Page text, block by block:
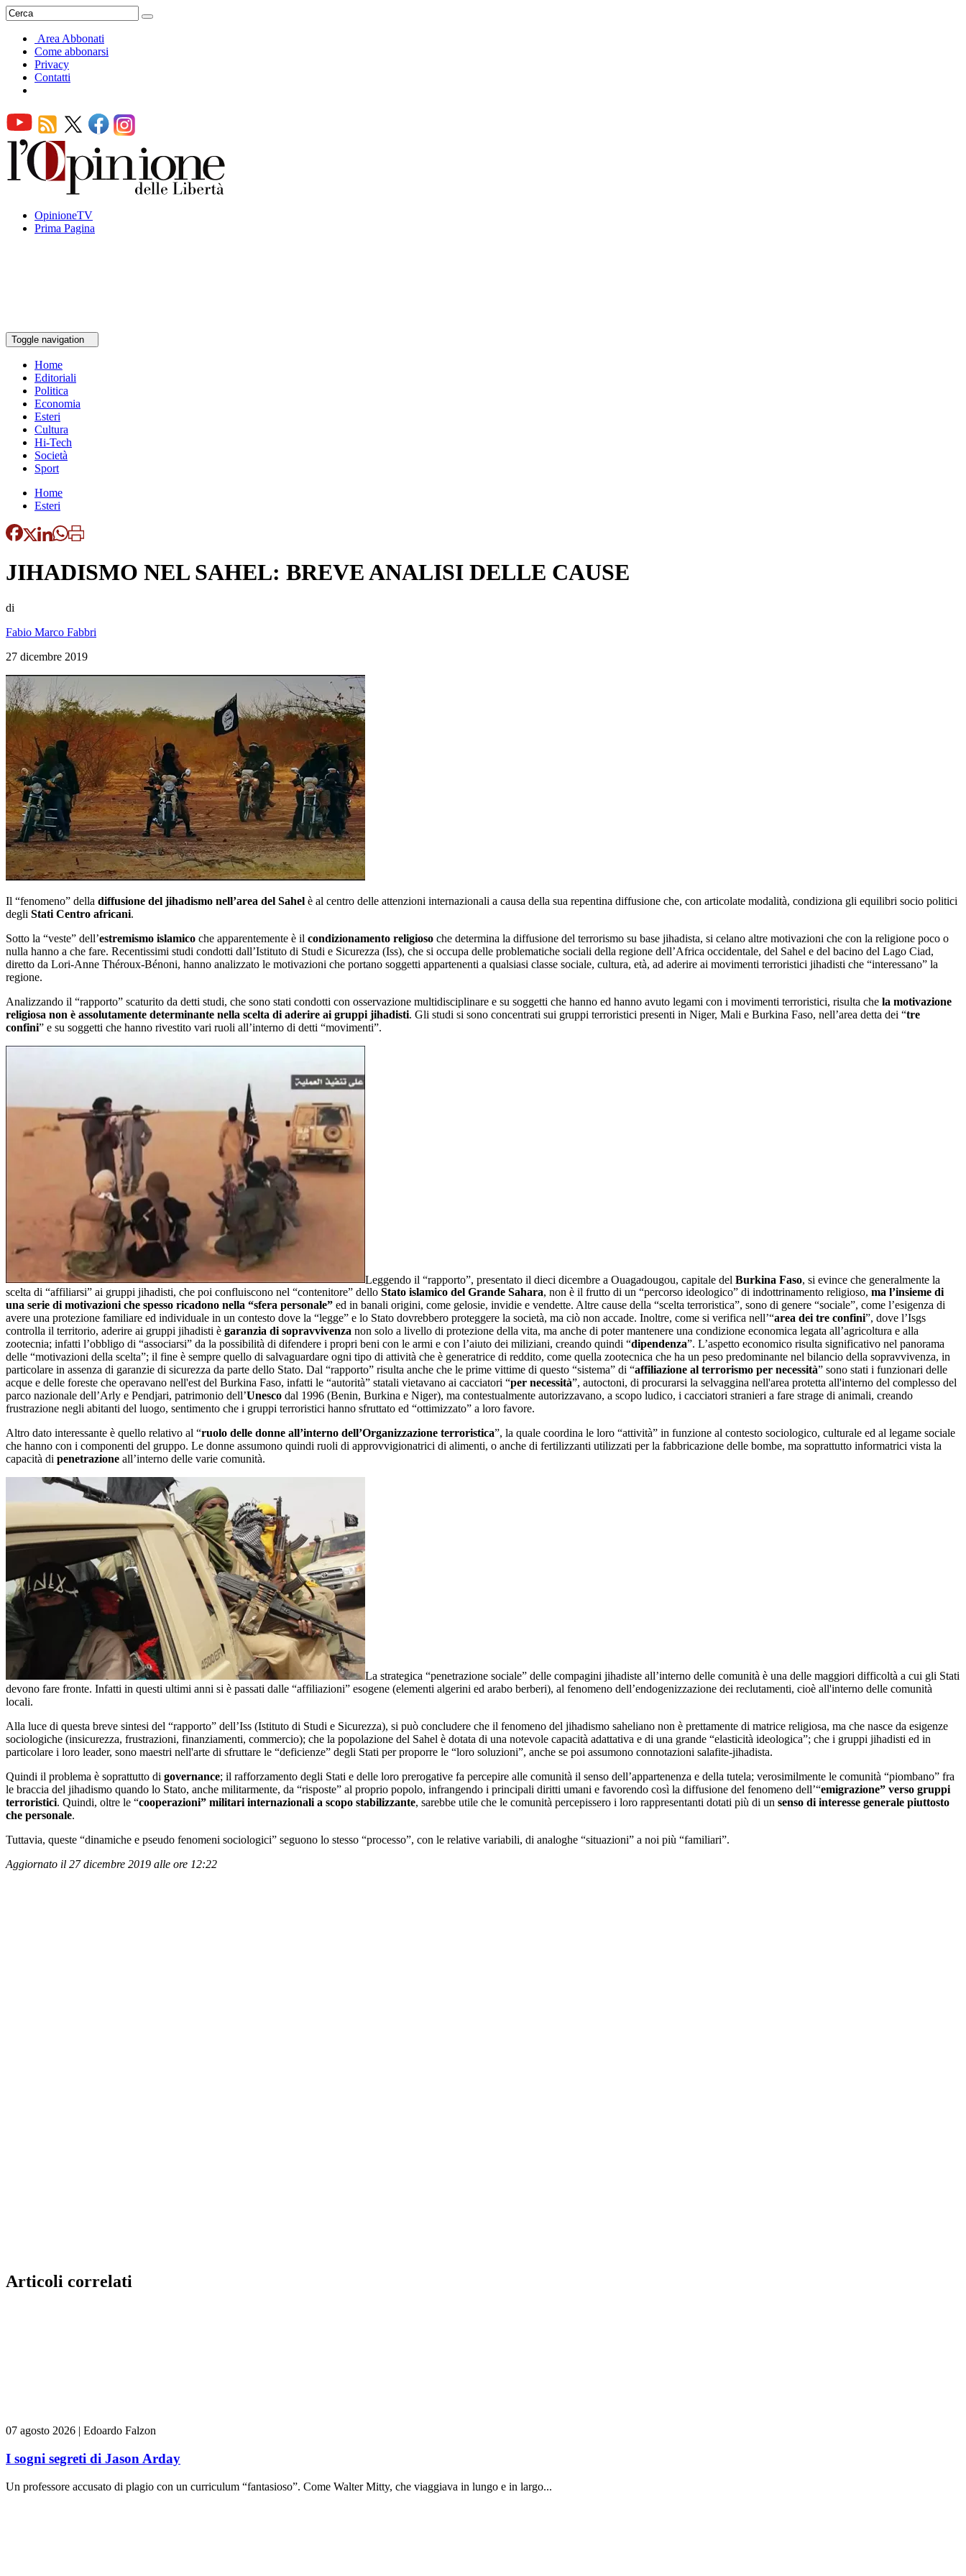
Area Abbonati
Come abbonarsi
Privacy
Contatti
OpinioneTV
Prima Pagina
Toggle navigation
Home
Editoriali
Politica
Economia
Esteri
Cultura
Hi-Tech
Società
Sport
Home
Esteri
JIHADISMO NEL SAHEL: BREVE ANALISI DELLE CAUSE
di
Fabio Marco Fabbri
27 dicembre 2019
Il “fenomeno” della diffusione del jihadismo nell’area del Sahel è al centro delle attenzioni internazionali a causa della sua repentina diffusione che, con articolate modalità, condiziona gli equilibri socio politici
degli Stati Centro africani.
Sotto la “veste” dell’estremismo islamico che apparentemente è il condizionamento religioso che determina la diffusione del terrorismo su base jihadista, si celano altre motivazioni che con la religione poco o
nulla hanno a che fare. Recentissimi studi condotti dall’Istituto di Studi e Sicurezza (Iss), che si occupa delle problematiche sociali della regione dell’Africa occidentale, del Sahel e del bacino del Lago Ciad,
diretto da Lori-Anne Théroux-Bénoni, hanno analizzato le motivazioni che portano soggetti appartenenti a qualsiasi classe sociale, cultura, età, ad aderire ai movimenti terroristici jihadisti che “interessano” la
regione.
Analizzando il “rapporto” scaturito da detti studi, che sono stati condotti con osservazione multidisciplinare e su soggetti che hanno ed hanno avuto legami con i movimenti terroristici, risulta che la motivazione
religiosa non è assolutamente determinante nella scelta di aderire ai gruppi jihadisti. Gli studi si sono concentrati sui gruppi terroristici presenti in Niger, Mali e Burkina Faso, nell’area detta dei “tre
confini” e su soggetti che hanno rivestito vari ruoli all’interno di detti “movimenti”.
Leggendo il “rapporto”, presentato il dieci dicembre a Ouagadougou, capitale del Burkina Faso , si evince che generalmente la
scelta di “affiliarsi” ai gruppi jihadisti, che poi confluiscono nel “contenitore” dello Stato islamico del Grande Sahara, non è il frutto di un “percorso ideologico” di indottrinamento religioso, ma l’insieme di
una serie di motivazioni che spesso ricadono nella “sfera personale” ed in banali origini, come gelosie, invidie e vendette. Altre cause della “scelta terroristica”, sono di genere “sociale”, come l’esigenza di
avere una protezione familiare ed individuale in un contesto dove la “legge” e lo Stato dovrebbero proteggere la società, ma ciò non accade. Inoltre, come si verifica nell’“area dei tre confini”, dove l’Isgs
controlla il territorio, aderire ai gruppi jihadisti è garanzia di sopravvivenza non solo a livello di protezione della vita, ma anche di poter mantenere una condizione economica legata all’agricoltura e alla
zootecnia; infatti l’obbligo di “associarsi” da la possibilità di difendere i propri beni con le armi e con l’aiuto dei miliziani, creando quindi “dipendenza”. L’aspetto economico risulta significativo nel panorama
delle “motivazioni della scelta”; il fine è sempre quello di salvaguardare ogni tipo di attività che è generatrice di reddito, come quella zootecnica che ha un peso predominante nel bilancio della sopravvivenza, in
particolare in assenza di garanzie di sicurezza da parte dello Stato. Dal “rapporto” risulta anche che le prime vittime di questo “sistema” di “affiliazione al terrorismo per necessità” sono stati i funzionari delle
acque e delle foreste che operavano nell'est del Burkina Faso, infatti le “autorità” statali vietavano ai cacciatori “per necessità”, autoctoni, di procurarsi la selvaggina nell'area protetta all'interno del complesso del
parco nazionale dell’Arly e Pendjari, patrimonio dell’Unesco dal 1996 (Benin, Burkina e Niger), ma contestualmente autorizzavano, a scopo ludico, i cacciatori stranieri a fare strage di animali, creando
frustrazione negli abitanti del luogo, sentimento che i gruppi terroristici hanno sfruttato ed “ottimizzato” a loro favore.
Altro dato interessante è quello relativo al “ruolo delle donne all’interno dell’Organizzazione terroristica”, la quale coordina le loro “attività” in funzione al contesto sociologico, culturale ed al legame sociale
che hanno con i componenti del gruppo. Le donne assumono quindi ruoli di approvvigionatrici di alimenti, o anche di fertilizzanti utilizzati per la fabbricazione delle bombe, ma soprattutto informatrici vista la
capacità di penetrazione all’interno delle varie comunità.
La strategica “penetrazione sociale” delle compagini jihadiste all’interno delle comunità è una delle maggiori difficoltà a cui gli Stati
devono fare fronte. Infatti in questi ultimi anni si è passati dalle “affiliazioni” esogene (elementi algerini ed arabo berberi), al fenomeno dell’endogenizzazione dei reclutamenti, cioè all'interno delle comunità
locali.
Alla luce di questa breve sintesi del “rapporto” dell’Iss (Istituto di Studi e Sicurezza), si può concludere che il fenomeno del jihadismo saheliano non è prettamente di matrice religiosa, ma che nasce da esigenze
sociologiche (insicurezza, frustrazioni, finanziamenti, commercio); che la popolazione del Sahel è dotata di una notevole capacità adattativa e di una grande “elasticità ideologica”; che i gruppi jihadisti ed in
particolare i loro leader, sono maestri nell'arte di sfruttare le “deficienze” degli Stati per proporre le “loro soluzioni”, anche se poi assumono connotazioni salafite-jihadista.
Quindi il problema è soprattutto di governance; il rafforzamento degli Stati e delle loro prerogative fa percepire alle comunità il senso dell’appartenenza e della tutela; verosimilmente le comunità “piombano” fra
le braccia del jihadismo quando lo Stato, anche militarmente, da “risposte” al proprio popolo, infrangendo i principali diritti umani e favorendo così la diffusione del fenomeno dell’“emigrazione” verso gruppi
terroristici. Quindi, oltre le “cooperazioni” militari internazionali a scopo stabilizzante, sarebbe utile che le comunità percepissero i loro rappresentanti dotati più di un senso di interesse generale piuttosto
che personale.
Tuttavia, queste “dinamiche e pseudo fenomeni sociologici” seguono lo stesso “processo”, con le relative variabili, di analoghe “situazioni” a noi più “familiari”.
Aggiornato il 27 dicembre 2019 alle ore 12:22
Articoli correlati
07 agosto 2026 | Edoardo Falzon
I sogni segreti di Jason Arday
Un professore accusato di plagio con un curriculum “fantasioso”. Come Walter Mitty, che viaggiava in lungo e in largo...